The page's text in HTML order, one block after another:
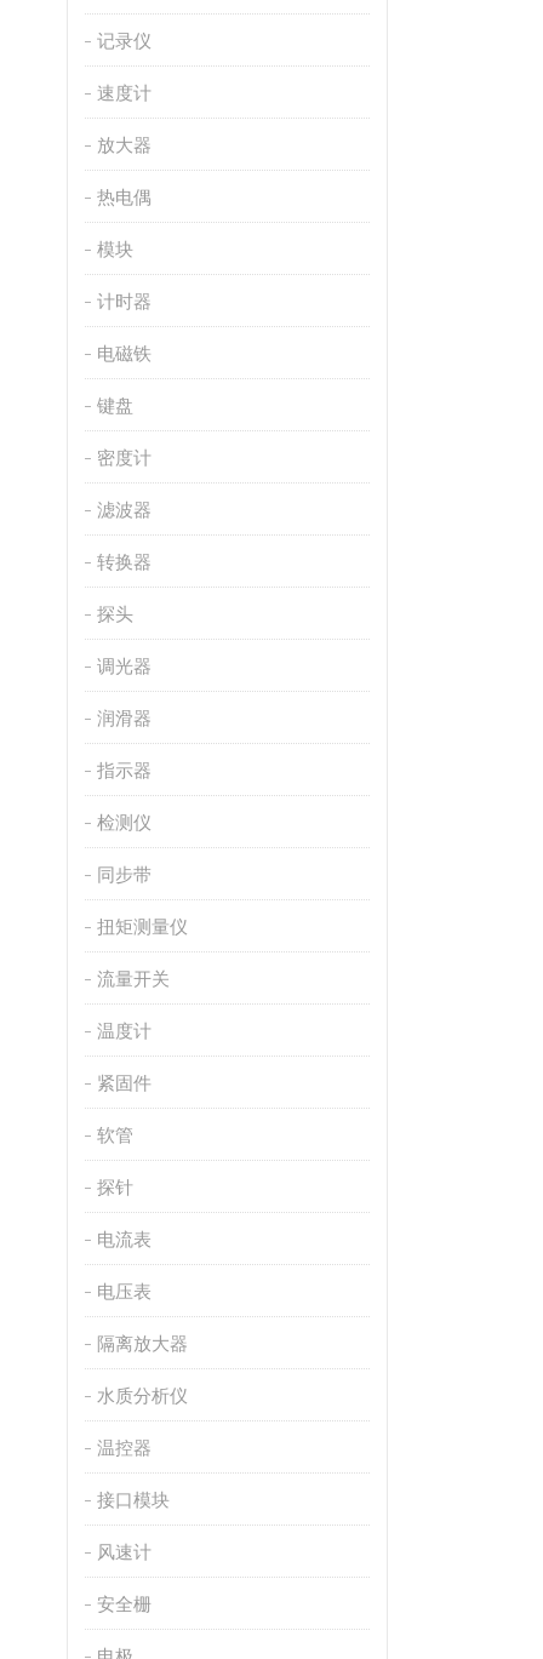
记录仪
速度计
放大器
热电偶
模块
计时器
电磁铁
键盘
密度计
滤波器
转换器
探头
调光器
润滑器
指示器
检测仪
同步带
扭矩测量仪
流量开关
温度计
紧固件
软管
探针
电流表
电压表
隔离放大器
水质分析仪
温控器
接口模块
风速计
安全栅